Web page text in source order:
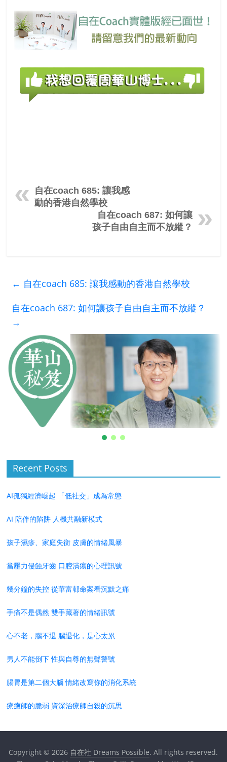
自在coach 685: 讓我感
動的香港自然學校
自在coach 687: 如何讓
孩子自由自主而不放縱？
← 自在coach 685: 讓我感動的香港自然學校
自在coach 687: 如何讓孩子自由自主而不放縱？
→
Recent Posts
AI孤獨經濟崛起 「低社交」成為常態
AI 陪伴的陷阱 人機共融新模式
孩子濕疹、家庭失衡 皮膚的情緒風暴
當壓力侵蝕牙齒 口腔潰瘍的心理訊號
幾分鐘的失控 從華富邨命案看沉默之痛
手痛不是偶然 雙手藏著的情緒訊號
心不老，腦不退 腦退化，是心太累
男人不能倒下 性與自尊的無聲警號
腸胃是第二個大腦 情緒改寫你的消化系統
療癒師的脆弱 資深治療師自殺的沉思
Copyright © 2026 自在社 Dreams Possible. All rights reserved.